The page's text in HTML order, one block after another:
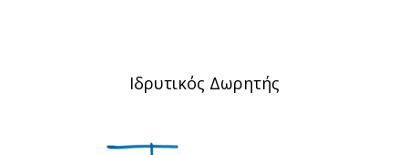
Ιδρυτικός Δωρητής